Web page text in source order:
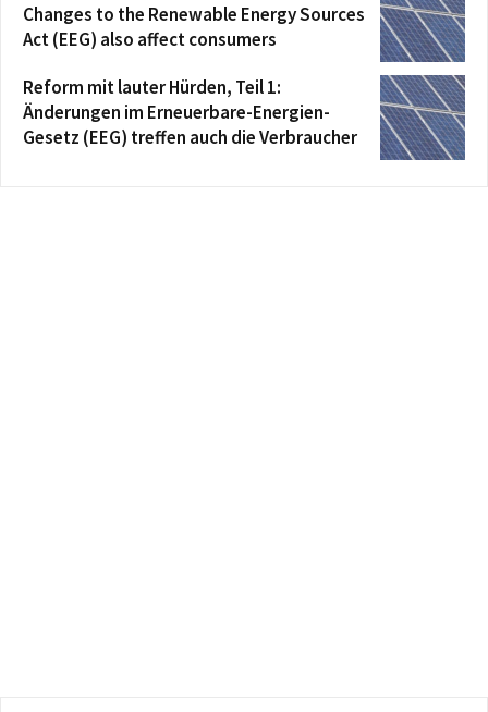
Changes to the Renewable Energy Sources
Act (EEG) also affect consumers
Reform mit lauter Hürden, Teil 1:
Änderungen im Erneuerbare-Energien-
Gesetz (EEG) treffen auch die Verbraucher